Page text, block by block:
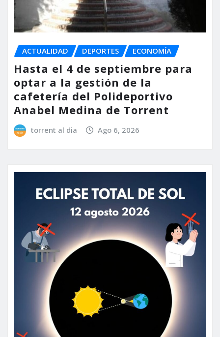
ACTUALIDAD DEPORTES ECONOMÍA
Hasta el 4 de septiembre para
optar a la gestión de la
cafetería del Polideportivo
Anabel Medina de Torrent
torrent al dia Ago 6, 2026